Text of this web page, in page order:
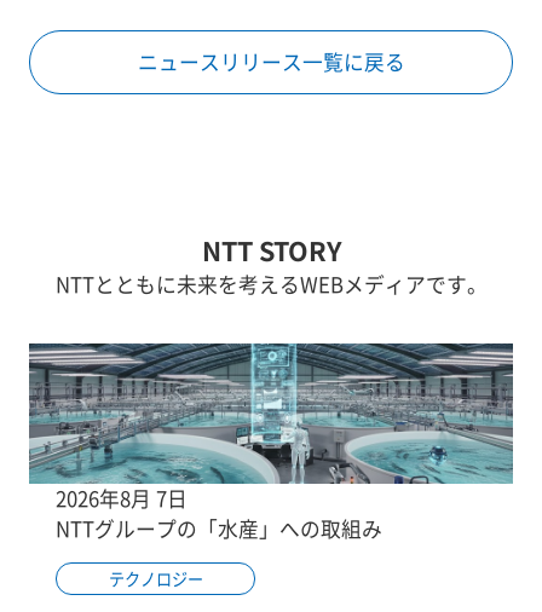
ニュースリリース一覧に戻る
NTT STORY
NTTとともに未来を考えるWEBメディアです。
2026年8月 7日
NTTグループの「水産」への取組み
テクノロジー